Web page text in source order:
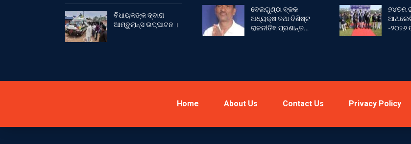
ବିଧାୟକଙ୍କ ଦ୍ବାରା
ଆମ୍ବୁଲାନ୍ସ ଉଦ୍‌ଘାଟନ ।
ବେଲଗୁଣ୍ଠା ବ୍ଳକ
ଅଧ୍ୟକ୍ଷ ତଥା ବିଶିଷ୍ଟ
ରାଜନୀତିଜ୍ଞ ପ୍ରଶାନ୍ତ…
୭୪ତମ
-୨୦୨୬
Home About Us Contact Us Privacy Policy